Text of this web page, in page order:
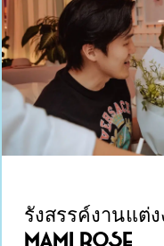
รังสรรค์งานแต่
Mami Rose